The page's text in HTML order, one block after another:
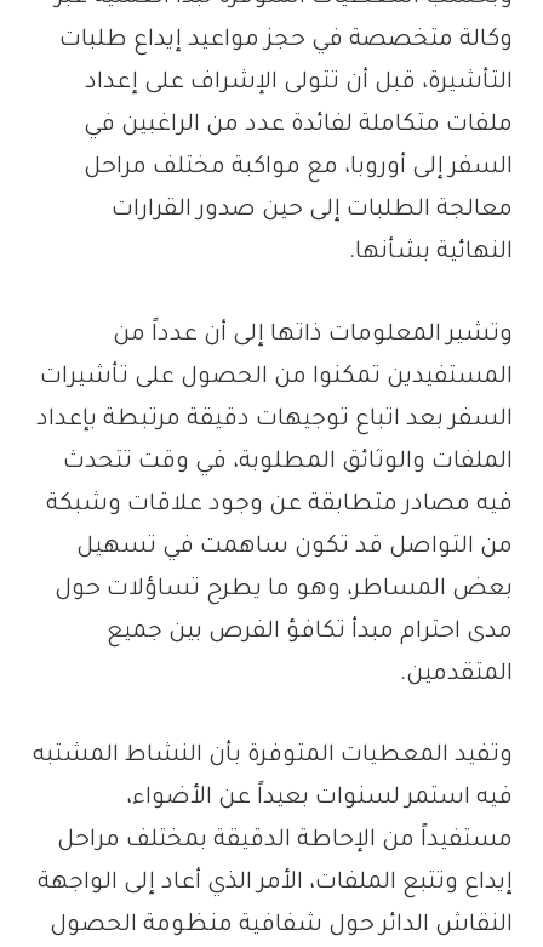
وكالة متخصصة في حجز مواعيد إيداع طلبات
التأشيرة، قبل أن تتولى الإشراف على إعداد
ملفات متكاملة لفائدة عدد من الراغبين في
السفر إلى أوروبا، مع مواكبة مختلف مراحل
معالجة الطلبات إلى حين صدور القرارات
النهائية بشأنها.
وتشير المعلومات ذاتها إلى أن عدداً من
المستفيدين تمكنوا من الحصول على تأشيرات
السفر بعد اتباع توجيهات دقيقة مرتبطة بإعداد
الملفات والوثائق المطلوبة، في وقت تتحدث
فيه مصادر متطابقة عن وجود علاقات وشبكة
من التواصل قد تكون ساهمت في تسهيل
بعض المساطر، وهو ما يطرح تساؤلات حول
مدى احترام مبدأ تكافؤ الفرص بين جميع
المتقدمين.
وتفيد المعطيات المتوفرة بأن النشاط المشتبه
فيه استمر لسنوات بعيداً عن الأضواء،
مستفيداً من الإحاطة الدقيقة بمختلف مراحل
إيداع وتتبع الملفات، الأمر الذي أعاد إلى الواجهة
النقاش الدائر حول شفافية منظومة الحصول